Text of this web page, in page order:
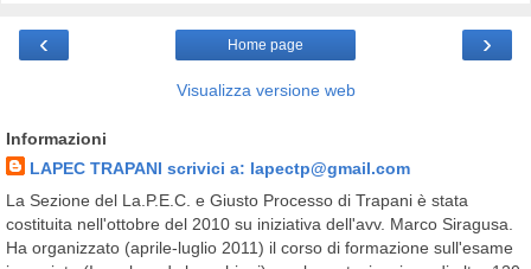
‹ ›
Home page
Visualizza versione web
Informazioni
LAPEC TRAPANI scrivici a: lapectp@gmail.com
La Sezione del La.P.E.C. e Giusto Processo di Trapani è stata
costituita nell'ottobre del 2010 su iniziativa dell'avv. Marco Siragusa.
Ha organizzato (aprile-luglio 2011) il corso di formazione sull'esame